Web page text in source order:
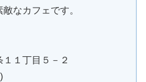
なカフェです。
１丁目５－２